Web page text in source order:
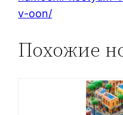
v-oon/
Похожие